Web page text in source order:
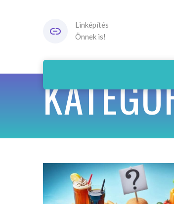
Linképítés
Önnek is!